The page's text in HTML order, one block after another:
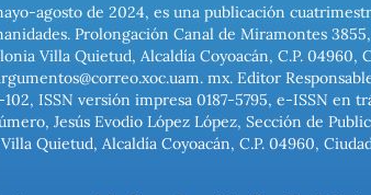
agosto de 2024, es una publicación
Prolongación Canal de Miramontes
Villa Quietud, Alcaldía Coyoacán, C.P.
mx. Editor
ISSN versión impresa 0187-5795, e-ISSN
Jesús Evodio López López, Sección de
Quietud, Alcaldía Coyoacán, C.P. 04960,